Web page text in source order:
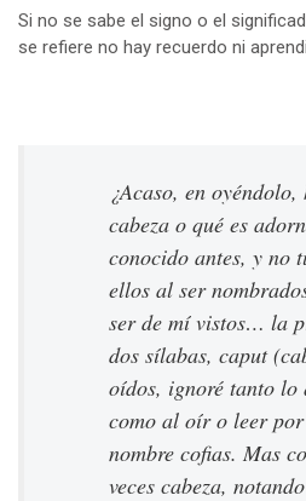
Si no se sabe el signo o el
se refiere no hay recuerdo ni
¿Acaso, en
cabeza o qué es
conocido antes, y no
ellos al ser
ser de mí vistos… la
dos sílabas, caput
oídos, ignoré tanto lo
como al oír o leer
nombre cofias. Mas
veces cabeza,